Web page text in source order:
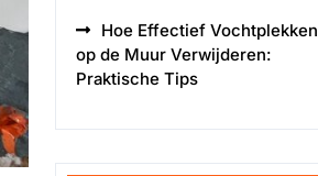
Hoe Effectief Vochtplekken
op de Muur Verwijderen:
Praktische Tips